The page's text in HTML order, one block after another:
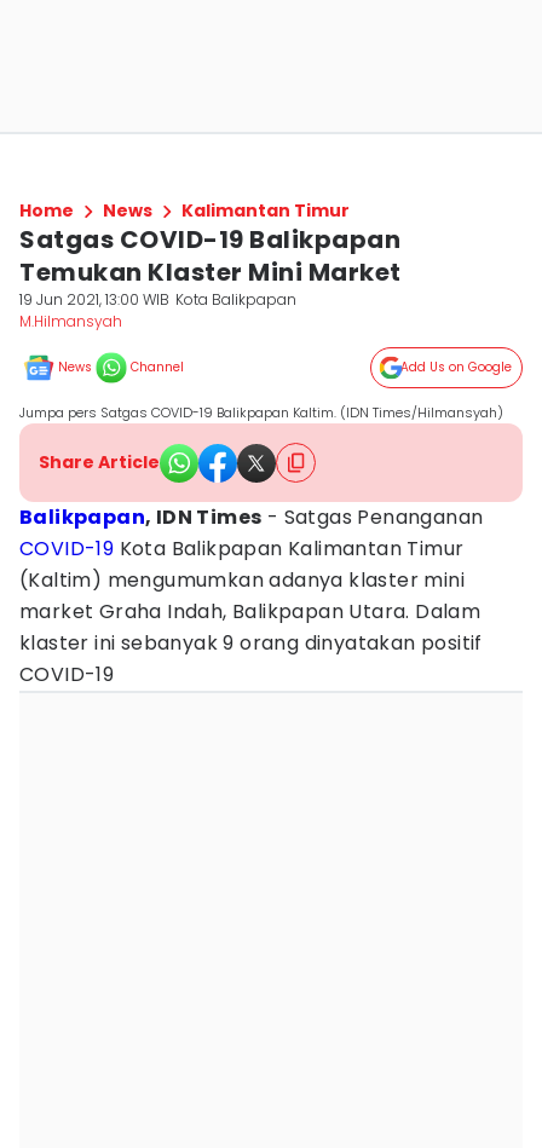
Home News Kalimantan Timur
Satgas COVID-19 Balikpapan
Temukan Klaster Mini Market
19 Jun 2021, 13:00 WIB Kota Balikpapan
M.Hilmansyah
News Channel Add Us on Google
Jumpa pers Satgas COVID-19 Balikpapan Kaltim. (IDN Times/Hilmansyah)
Share Article
Balikpapan, IDN Times - Satgas Penanganan
COVID-19 Kota Balikpapan Kalimantan Timur
(Kaltim) mengumumkan adanya klaster mini
market Graha Indah, Balikpapan Utara. Dalam
klaster ini sebanyak 9 orang dinyatakan positif
COVID-19